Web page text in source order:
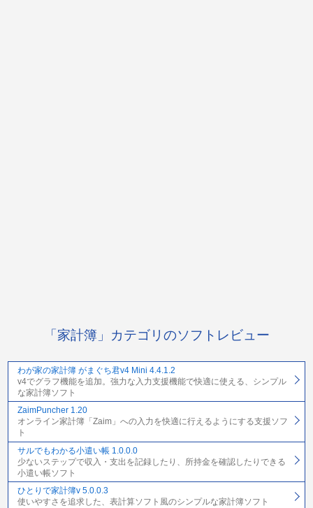
「家計簿」カテゴリのソフトレビュー
わが家の家計簿 がまぐち君v4 Mini 4.4.1.2
v4でグラフ機能を追加。強力な入力支援機能で快適に使える、シンプル
な家計簿ソフト
ZaimPuncher 1.20
オンライン家計簿「Zaim」への入力を快適に行えるようにする支援ソフ
ト
サルでもわかる小遣い帳 1.0.0.0
少ないステップで収入・支出を記録したり、所持金を確認したりできる
小遣い帳ソフト
ひとりで家計簿v 5.0.0.3
使いやすさを追求した、表計算ソフト風のシンプルな家計簿ソフト